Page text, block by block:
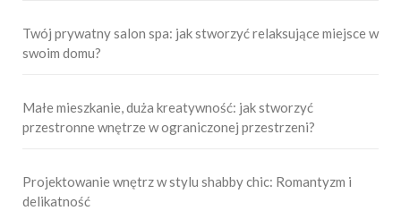
Twój prywatny salon spa: jak stworzyć relaksujące miejsce w
swoim domu?
Małe mieszkanie, duża kreatywność: jak stworzyć
przestronne wnętrze w ograniczonej przestrzeni?
Projektowanie wnętrz w stylu shabby chic: Romantyzm i
delikatność